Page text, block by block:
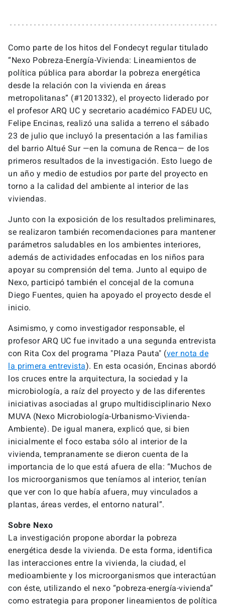
Como parte de los hitos del Fondecyt regular titulado
“Nexo Pobreza-Energía-Vivienda: Lineamientos de
política pública para abordar la pobreza energética
desde la relación con la vivienda en áreas
metropolitanas” (#1201332), el proyecto liderado por
el profesor ARQ UC y secretario académico FADEU UC,
Felipe Encinas, realizó una salida a terreno el sábado
23 de julio que incluyó la presentación a las familias
del barrio Altué Sur —en la comuna de Renca— de los
primeros resultados de la investigación. Esto luego de
un año y medio de estudios por parte del proyecto en
torno a la calidad del ambiente al interior de las
viviendas.
Junto con la exposición de los resultados preliminares,
se realizaron también recomendaciones para mantener
parámetros saludables en los ambientes interiores,
además de actividades enfocadas en los niños para
apoyar su comprensión del tema. Junto al equipo de
Nexo, participó también el concejal de la comuna
Diego Fuentes, quien ha apoyado el proyecto desde el
inicio.
Asimismo, y como investigador responsable, el
profesor ARQ UC fue invitado a una segunda entrevista
con Rita Cox del programa "Plaza Pauta" (ver nota de
la primera entrevista). En esta ocasión, Encinas abordó
los cruces entre la arquitectura, la sociedad y la
microbiología, a raíz del proyecto y de las diferentes
iniciativas asociadas al grupo multidisciplinario Nexo
MUVA (Nexo Microbiología-Urbanismo-Vivienda-
Ambiente). De igual manera, explicó que, si bien
inicialmente el foco estaba sólo al interior de la
vivienda, tempranamente se dieron cuenta de la
importancia de lo que está afuera de ella: “Muchos de
los microorganismos que teníamos al interior, tenían
que ver con lo que había afuera, muy vinculados a
plantas, áreas verdes, el entorno natural”.
Sobre Nexo
La investigación propone abordar la pobreza
energética desde la vivienda. De esta forma, identifica
las interacciones entre la vivienda, la ciudad, el
medioambiente y los microorganismos que interactúan
con éste, utilizando el nexo “pobreza-energía-vivienda”
como estrategia para proponer lineamientos de política